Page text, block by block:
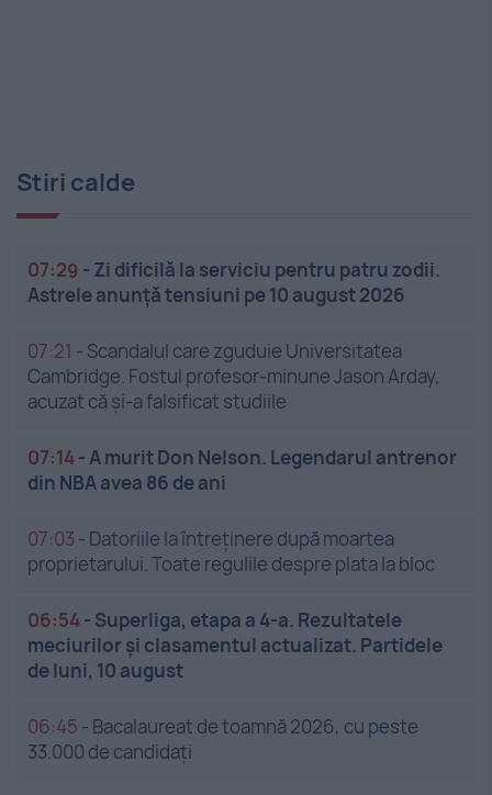
Stiri calde
07:29 - Zi dificilă la serviciu pentru patru zodii.
Astrele anunță tensiuni pe 10 august 2026
07:21 - Scandalul care zguduie Universitatea
Cambridge. Fostul profesor-minune Jason Arday,
acuzat că și-a falsificat studiile
07:14-A murit Don Nelson. Legendarul antrenor
din NBA avea 86 de ani
07:03 - Datoriile la întreținere după moartea
proprietarului. Toate regulile despre plata la bloc
06:54- Superliga, etapa a 4-a. Rezultatele
meciurilor și clasamentul actualizat. Partidele
de luni, 10 august
06:45 - Bacalaureat de toamnă 2026, cu peste
33.000 de candidați